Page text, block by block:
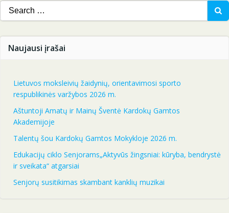
Search
for:
Naujausi įrašai
Lietuvos moksleivių žaidynių, orientavimosi sporto
respublikinės varžybos 2026 m.
Aštuntoji Amatų ir Mainų Šventė Kardokų Gamtos
Akademijoje
Talentų šou Kardokų Gamtos Mokykloje 2026 m.
Edukacijų ciklo Senjorams„Aktyvūs žingsniai: kūryba, bendrystė
ir sveikata“ atgarsiai
Senjorų susitikimas skambant kanklių muzikai